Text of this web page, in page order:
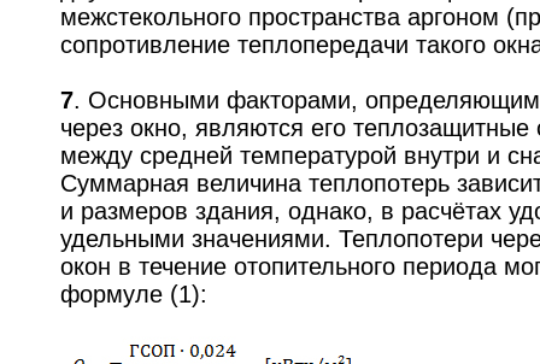
межстекольного пространства аргоном
сопротивление теплопередачи такого
7. Основными факторами,
через окно, являются его теплозащитные
между средней температурой внутри и
Суммарная величина теплопотерь
и размеров здания, однако, в расчётах
удельными значениями. Теплопотери
окон в течение отопительного периода
формуле (1):